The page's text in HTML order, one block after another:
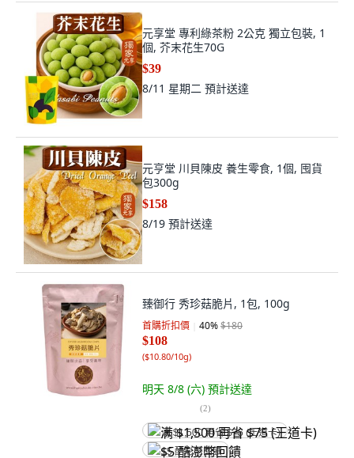
元享堂 專利綠茶粉 2公克 獨立包裝, 1
個, 芥末花生70G
$39
8/11 星期二 預計送達
元亨堂 川貝陳皮 養生零食, 1個, 囤貨
包300g
$158
8/19 預計送達
臻御行 秀珍菇脆片, 1包, 100g
首購折扣價 40%$180
$108
($10.80/10g)
明天 8/8 (六) 預計送達
(2)
满 $1,500 再省 $75 (王道卡)
$5 酷澎幣回饋